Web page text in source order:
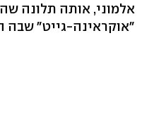
אלמוני, אותה תלונה
"אוקראינה-גייט" שבה